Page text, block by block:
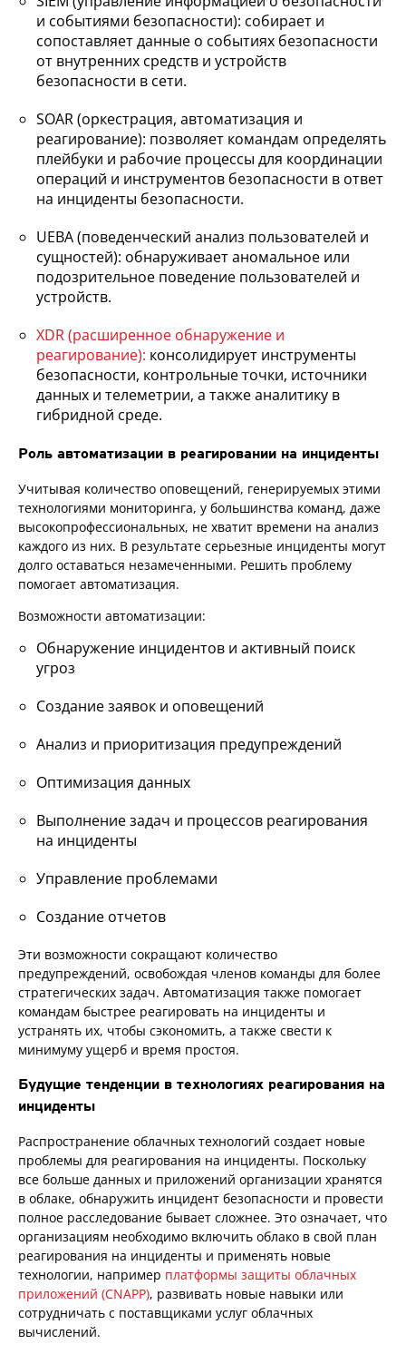
и событиями безопасности): собирает и
сопоставляет данные о событиях безопасности
от внутренних средств и устройств
безопасности в сети.
SOAR (оркестрация, автоматизация и
реагирование): позволяет командам определять
плейбуки и рабочие процессы для координации
операций и инструментов безопасности в ответ
на инциденты безопасности.
UEBA (поведенческий анализ пользователей и
сущностей): обнаруживает аномальное или
подозрительное поведение пользователей и
устройств.
XDR (расширенное обнаружение и
реагирование): консолидирует инструменты
безопасности, контрольные точки, источники
данных и телеметрии, а также аналитику в
гибридной среде.
Роль автоматизации в реагировании на инциденты
Учитывая количество оповещений, генерируемых этими
технологиями мониторинга, у большинства команд, даже
высокопрофессиональных, не хватит времени на анализ
каждого из них. В результате серьезные инциденты могут
долго оставаться незамеченными. Решить проблему
помогает автоматизация.
Возможности автоматизации:
Обнаружение инцидентов и активный поиск
угроз
Создание заявок и оповещений
Анализ и приоритизация предупреждений
Оптимизация данных
Выполнение задач и процессов реагирования
на инциденты
Управление проблемами
Создание отчетов
Эти возможности сокращают количество
предупреждений, освобождая членов команды для более
стратегических задач. Автоматизация также помогает
командам быстрее реагировать на инциденты и
устранять их, чтобы сэкономить, а также свести к
минимуму ущерб и время простоя.
Будущие тенденции в технологиях реагирования на
инциденты
Распространение облачных технологий создает новые
проблемы для реагирования на инциденты. Поскольку
все больше данных и приложений организации хранятся
в облаке, обнаружить инцидент безопасности и провести
полное расследование бывает сложнее. Это означает, что
организациям необходимо включить облако в свой план
реагирования на инциденты и применять новые
технологии, например платформы защиты облачных
приложений (CNAPP), развивать новые навыки или
сотрудничать с поставщиками услуг облачных
вычислений.